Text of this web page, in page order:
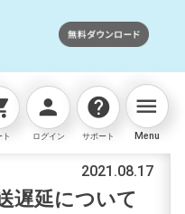
ト
person
ログイン
help
サポート
menu
Menu
2021.08.17
遅延について